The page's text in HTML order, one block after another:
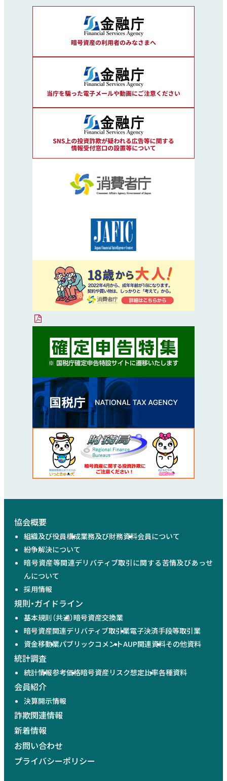
協会概要
組織及び役員構成業務及び財務資料会員について
紛争解決について
暗号資産等関連デリバティブ取引に関する苦情及びあっせ
んについて
採用情報
規則・ガイドライン
基本規則（共通）暗号資産交換業
暗号資産関連デリバティブ取引業電子決済手段等取引業
資金移動業パブリックコメントAUP関連資料その他資料
統計調査
統計情報参考価格暗号資産リスク想定比率各種資料
会員紹介
決算開示情報
詐欺関連情報
新着情報
お問い合わせ
プライバシーポリシー